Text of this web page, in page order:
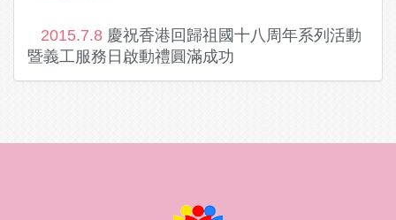
2015.7.8 慶祝香港回歸祖國十八周年系列活動
暨義工服務日啟動禮圓滿成功